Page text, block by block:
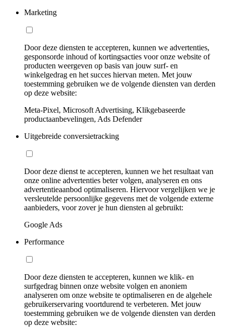
Marketing
Door deze diensten te accepteren, kunnen we advertenties,
gesponsorde inhoud of kortingsacties voor onze website of
producten weergeven op basis van jouw surf- en
winkelgedrag en het succes hiervan meten. Met jouw
toestemming gebruiken we de volgende diensten van derden
op deze website:
Meta-Pixel, Microsoft Advertising, Klikgebaseerde
productaanbevelingen, Ads Defender
Uitgebreide conversietracking
Door deze dienst te accepteren, kunnen we het resultaat van
onze online advertenties beter volgen, analyseren en ons
advertentieaanbod optimaliseren. Hiervoor vergelijken we je
versleutelde persoonlijke gegevens met de volgende externe
aanbieders, voor zover je hun diensten al gebruikt:
Google Ads
Performance
Door deze diensten te accepteren, kunnen we klik- en
surfgedrag binnen onze website volgen en anoniem
analyseren om onze website te optimaliseren en de algehele
gebruikerservaring voortdurend te verbeteren. Met jouw
toestemming gebruiken we de volgende diensten van derden
op deze website: